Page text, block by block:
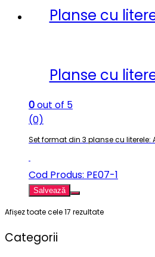
Planse cu
Planse cu
0out of 5
(0)
Set format din 3 planse cu literele:
Cod Produs: PE07-1
Salvează
Afișez toate cele 17 rezultate
Categorii